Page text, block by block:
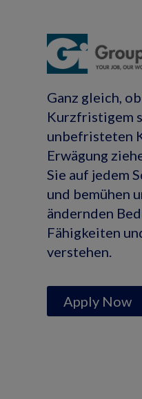
Ganz gleich,
Kurzfristigem
unbefristeten
Erwägung
Sie auf jedem
und bemühen
ändernden
Fähigkeiten
verstehen.
Apply Now